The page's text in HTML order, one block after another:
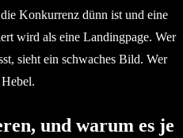
Konkurrenz dünn ist und eine
wird als eine Landingpage. Wer
sieht ein schwaches Bild. Wer
und warum es je